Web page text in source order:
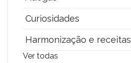
Curiosidades
Harmonização e receitas
Ver todas